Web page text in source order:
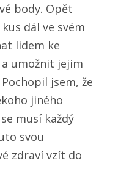
body. Opět
dál ve svém
lidem ke
umožnit jejim
jsem, že
jiného
musí každý
svou
zdraví vzít do